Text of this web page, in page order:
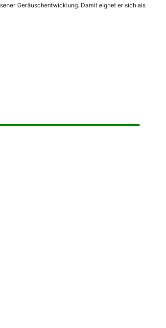
Geräuschentwicklung. Damit eignet er sich als